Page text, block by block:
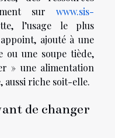
sur www.sis-
l’usage le plus
ajouté à une
ou une soupe tiède,
» une alimentation
aussi riche soit-elle.
de changer